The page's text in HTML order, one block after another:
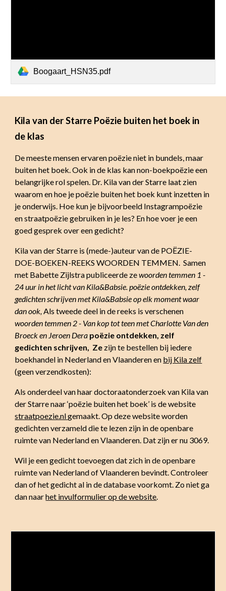
Boogaart_HSN35.pdf
Kila van der Starre Poëzie buiten het boek in
de klas
De meeste mensen ervaren poëzie niet in bundels, maar
buiten het boek. Ook in de klas kan non-boekpoëzie een
belangrijke rol spelen. Dr. Kila van der Starre laat zien
waarom en hoe je poëzie buiten het boek kunt inzetten in
je onderwijs. Hoe kun je bijvoorbeeld Instagrampoëzie
en straatpoëzie gebruiken in je les? En hoe voer je een
goed gesprek over een gedicht?
Kila van der Starre is (mede-)auteur van de POËZIE-
DOE-BOEKEN-REEKS WOORDEN TEMMEN. Samen
met Babette Zijlstra publiceerde zewoorden temmen 1 -
24 uur in het licht van Kila&Babsie. poëzie ontdekken, zelf
gedichten schrijven met Kila&Babsie op elk moment waar
dan ook,Als tweede deel in de reeks is verschenen
woorden temmen 2 - Van kop tot teen met Charlotte Van den
Broeck en Jeroen Dera poëzie ontdekken, zelf
gedichten schrijven, Ze zijn te bestellen bij iedere
boekhandel in Nederland en Vlaanderen en bij Kila zelf
(geen verzendkosten):
Als onderdeel van haar doctoraatonderzoek van Kila van
der Starre naar ‘poëzie buiten het boek’ is de website
straatpoezie.nlgemaakt. Op deze website worden
gedichten verzameld die te lezen zijn in de openbare
ruimte van Nederland en Vlaanderen. Dat zijn er nu 3069.
Wil je een gedicht toevoegen dat zich in de openbare
ruimte van Nederland of Vlaanderen bevindt. Controleer
dan of het gedicht al in de database voorkomt. Zo niet ga
dan naarhet invulformulier op de website.